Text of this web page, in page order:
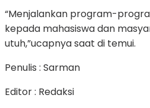
“Menjalankan program-
kepada mahasiswa dan
utuh,”ucapnya saat di temui.
Penulis : Sarman
Editor : Redaksi